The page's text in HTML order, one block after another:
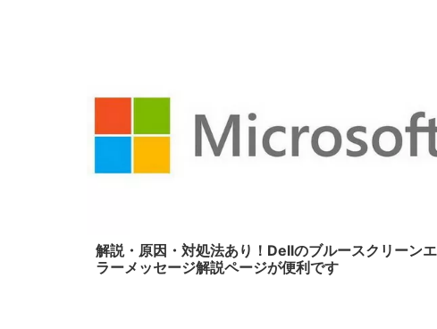
解説・原因・対処法あり！Dellのブルースクリーンエ
ラーメッセージ解説ページが便利です